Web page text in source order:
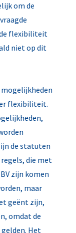
om de
flexibiliteit
niet op dit
mogelijkheden
flexibiliteit.
de statuten
die met
zijn komen
maar
geënt zijn,
omdat de
Het